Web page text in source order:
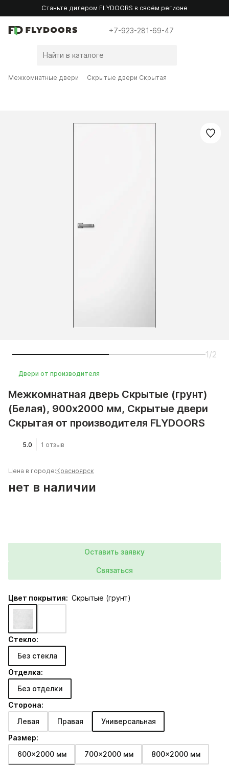
Станьте дилером FLYDOORS в своём регионе
+7-923-281-69-47
Межкомнатные двери Скрытые двери Скрытая
1/2
Двери от производителя
Межкомнатная дверь Скрытые (грунт)
(Белая), 900x2000 мм, Скрытые двери
Скрытая от производителя FLYDOORS
5.0 1 отзыв
Цена в городе:Красноярск
нет в наличии
Оставить заявку
Связаться
Цвет покрытия: Скрытые (грунт)
Стекло:
Без стекла
Отделка:
Без отделки
Сторона:
Левая
Правая
Универсальная
Размер:
600x2000 мм
700x2000 мм 800x2000 мм